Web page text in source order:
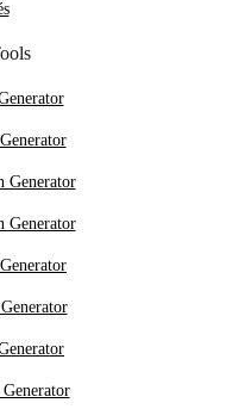
Generator
Generator